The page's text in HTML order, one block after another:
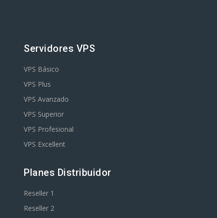
Servidores VPS
VPS Básico
VPS Plus
VPS Avanzado
VPS Superior
VPS Profesional
VPS Excellent
Planes Distribuidor
Reseller 1
Reseller 2